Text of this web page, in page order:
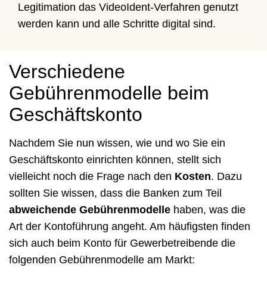
Legitimation das VideoIdent-Verfahren genutzt
werden kann und alle Schritte digital sind.
Verschiedene
Gebührenmodelle beim
Geschäftskonto
Nachdem Sie nun wissen, wie und wo Sie ein
Geschäftskonto einrichten können, stellt sich
vielleicht noch die Frage nach den Kosten. Dazu
sollten Sie wissen, dass die Banken zum Teil
abweichende Gebührenmodelle haben, was die
Art der Kontoführung angeht. Am häufigsten finden
sich auch beim Konto für Gewerbetreibende die
folgenden Gebührenmodelle am Markt: